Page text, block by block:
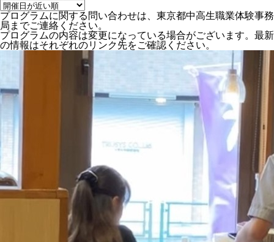
プログラムに関する問い合わせは、東京都中高生職業体験事務
局までご連絡ください。
プログラムの内容は変更になっている場合がございます。最新
の情報はそれぞれのリンク先をご確認ください。